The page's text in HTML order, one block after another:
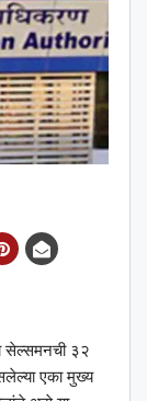
सेल्समनची ३२
एका मुख्य